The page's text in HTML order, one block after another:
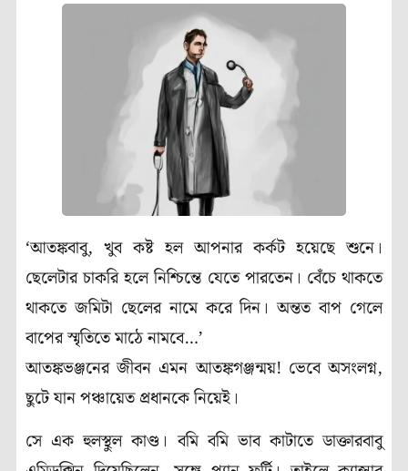
‘আতঙ্কবাবু, খুব কষ্ট হল আপনার কর্কট হয়েছে শুনে।
ছেলেটার চাকরি হলে নিশ্চিন্তে যেতে পারতেন। বেঁচে থাকতে
থাকতে জমিটা ছেলের নামে করে দিন। অন্তত বাপ গেলে
বাপের স্মৃতিতে মাঠে নামবে…’
আতঙ্কভঞ্জনের জীবন এমন আতঙ্কগঞ্জন্ময়! ভেবে অসংলগ্ন,
ছুটে যান পঞ্চায়েত প্রধানকে নিয়েই।
সে এক হুলস্থুল কাণ্ড। বমি বমি ভাব কাটাতে ডাক্তারবাবু